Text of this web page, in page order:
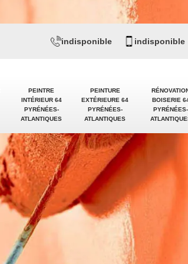
PEINTRE
INTÉRIEUR 64
PYRÉNÉES-
ATLANTIQUES
PEINTURE
EXTÉRIEURE 64
PYRÉNÉES-
ATLANTIQUES
BOISERIE
PYRÉNÉES-
indisponible indisponible